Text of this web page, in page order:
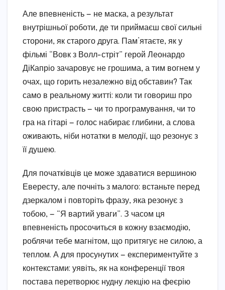
Але впевненість — не маска, а результат
внутрішньої роботи, де ти приймаєш свої сильні
сторони, як старого друга. Пам’ятаєте, як у
фільмі “Вовк з Волл-стріт” герой Леонардо
ДіКапріо зачаровує не грошима, а тим вогнем у
очах, що горить незалежно від обставин? Так
само в реальному житті: коли ти говориш про
свою пристрасть — чи то програмування, чи то
гра на гітарі — голос набирає глибини, а слова
оживають, ніби нотатки в мелодії, що резонує з
її душею.
Для початківців це може здаватися вершиною
Евересту, але почніть з малого: встаньте перед
дзеркалом і повторіть фразу, яка резонує з
тобою, — “Я вартий уваги”. З часом ця
впевненість просочиться в кожну взаємодію,
роблячи тебе магнітом, що притягує не силою, а
теплом. А для просунутих — експериментуйте з
контекстами: уявіть, як на конференції твоя
постава перетворює нудну лекцію на феєрію